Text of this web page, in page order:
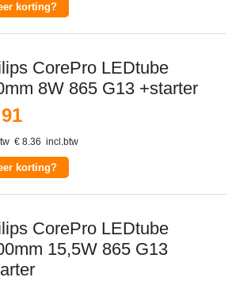
korting?
CorePro LEDtube
8W 865 G13 +starter
€ 8.36 incl.btw
korting?
CorePro LEDtube
15,5W 865 G13